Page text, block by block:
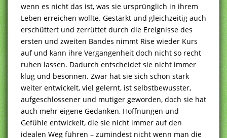
wenn es nicht das ist, was sie ursprünglich in ihrem
Leben erreichen wollte. Gestärkt und gleichzeitig auch
erschüttert und zerrüttet durch die Ereignisse des
ersten und zweiten Bandes nimmt Rise wieder Kurs
auf und kann ihre Vergangenheit doch nicht so recht
ruhen lassen. Dadurch entscheidet sie nicht immer
klug und besonnen. Zwar hat sie sich schon stark
weiter entwickelt, viel gelernt, ist selbstbewusster,
aufgeschlossener und mutiger geworden, doch sie hat
auch mehr eigene Gedanken, Hoffnungen und
Gefühle entwickelt, die sie nicht immer auf den
idealen Weg führen – zumindest nicht wenn man die